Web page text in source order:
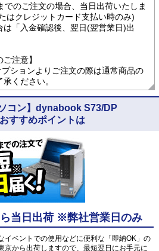
でのご注文の場合、当日出荷いたしま
はクレジットカード支払い時のみ)
「入金確認後、翌日(翌営業日)出
注意】
ションよりご注文の際は通常商品の
ください。
コン】dynabook S73/DP
すすめポイントは
当日出荷 ※弊社営業日のみ
イベントでの使用などに便利な「即納OK」の
京から出荷しますので、最短翌日にお手元に